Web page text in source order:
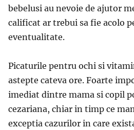
bebelusi au nevoie de ajutor
calificat ar trebui sa fie acolo
eventualitate.
Picaturile pentru ochi si
astepte cateva ore. Foarte
imediat dintre mama si copil
cezariana, chiar in timp ce
exceptia cazurilor in care